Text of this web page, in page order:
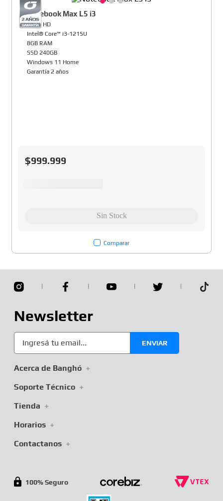
Notebook Max L5 i3
15,6" HD
Intel® Core™ i3-1215U
8GB RAM
SSD 240GB
Windows 11 Home
Garantía 2 años
$999.999
Comparar
Newsletter
ENVIAR
Acerca de Banghó +
Soporte Técnico +
Tienda +
Horarios +
Contactanos +
100% Seguro